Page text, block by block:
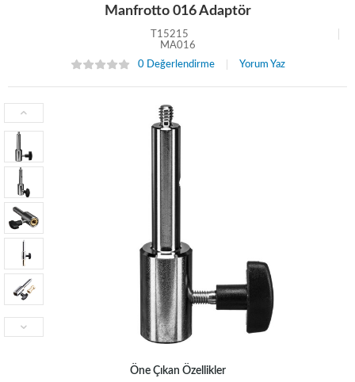
Manfrotto 016 Adaptör
T15215
MA016
0 Değerlendirme
Yorum Yaz
Öne Çıkan Özellikler